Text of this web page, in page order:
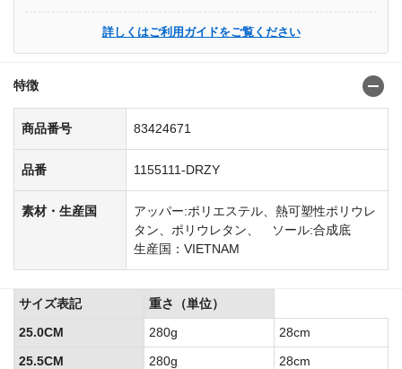
詳しくはご利用ガイドをご覧ください
特徴
商品番号 83424671
品番 1155111-DRZY
素材・生産国
アッパー:ポリエステル、熱可塑性ポリウレ
タン、ポリウレタン、 ソール:合成底
生産国：VIETNAM
サイズ表記
重さ（単位）
25.0CM
280g
28cm
25.5CM
280g
28cm